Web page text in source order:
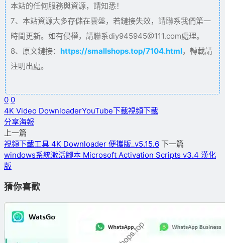
本站的任何服務與資源，請知悉！
7、本站資源大多存儲在雲盤，若鏈接失效，請聯系我們第一
時間更新。如有侵權，請聯系diy945945@111.com處理。
8、原文鏈接： https://smallshops.top/7104.html，轉載請
注明出處。
0 0
4K Video DownloaderYouTube下載視頻下載
分享海報
上一篇
視頻下載工具 4K Downloader 便攜版_v5.15.6 下一篇
windows系統激活腳本 Microsoft Activation Scripts v3.4 漢化
版
猜你喜歡